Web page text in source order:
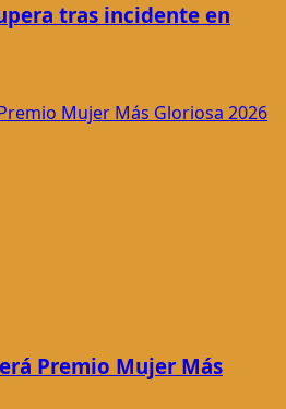
tras incidente en
Mujer Más Gloriosa 2026
Premio Mujer Más